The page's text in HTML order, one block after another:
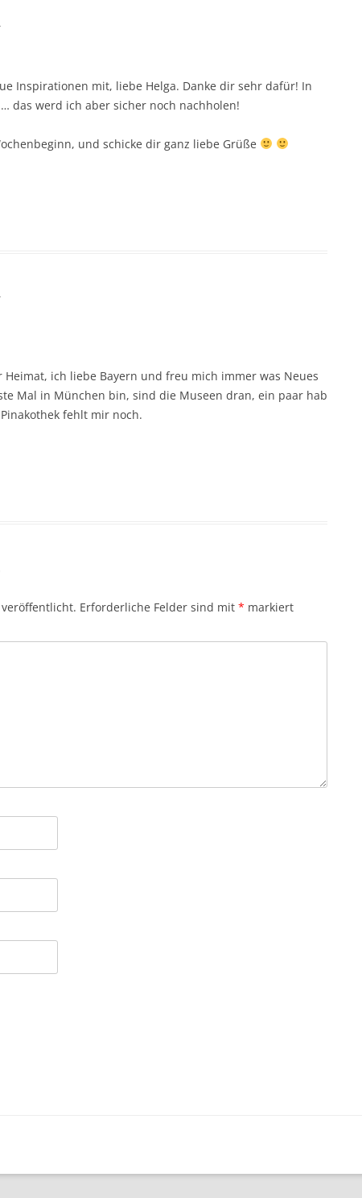
Inspirationen mit, liebe Helga. Danke dir sehr dafür! In
das werd ich aber sicher noch nachholen!
und schicke dir ganz liebe Grüße
ich liebe Bayern und freu mich immer was Neues
Mal in München bin, sind die Museen dran, ein paar hab
fehlt mir noch.
Erforderliche Felder sind mit * markiert